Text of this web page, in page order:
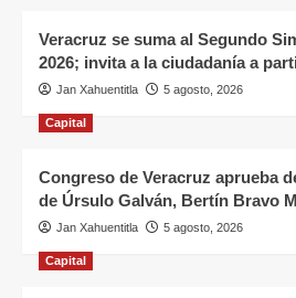
Veracruz se suma al Segundo
2026; invita a la ciudadanía a
Jan Xahuentitla 5 agosto, 2026
Capital
Congreso de Veracruz aprueba
de Úrsulo Galván, Bertín Bravo
Jan Xahuentitla 5 agosto, 2026
Capital